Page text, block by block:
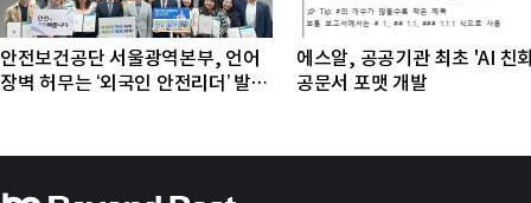
안전보건공단 서울광역본부, 언어
장벽 허무는 ‘외국인 안전리더’ 발대
에스알, 공공기관 최초 'AI 친
공문서 포맷 개발